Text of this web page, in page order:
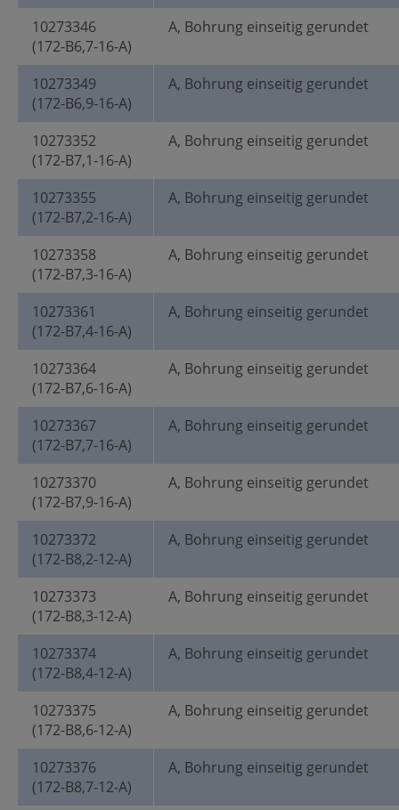
10273346
(172-B6,7-16-A)
A, Bohrung einseitig gerundet
10273349
(172-B6,9-16-A)
A, Bohrung einseitig gerundet
10273352
(172-B7,1-16-A)
A, Bohrung einseitig gerundet
10273355
(172-B7,2-16-A)
A, Bohrung einseitig gerundet
10273358
(172-B7,3-16-A)
A, Bohrung einseitig gerundet
10273361
(172-B7,4-16-A)
A, Bohrung einseitig gerundet
10273364
(172-B7,6-16-A)
A, Bohrung einseitig gerundet
10273367
(172-B7,7-16-A)
A, Bohrung einseitig gerundet
10273370
(172-B7,9-16-A)
A, Bohrung einseitig gerundet
10273372
(172-B8,2-12-A)
A, Bohrung einseitig gerundet
10273373
(172-B8,3-12-A)
A, Bohrung einseitig gerundet
10273374
(172-B8,4-12-A)
A, Bohrung einseitig gerundet
10273375
(172-B8,6-12-A)
A, Bohrung einseitig gerundet
10273376
(172-B8,7-12-A)
A, Bohrung einseitig gerundet